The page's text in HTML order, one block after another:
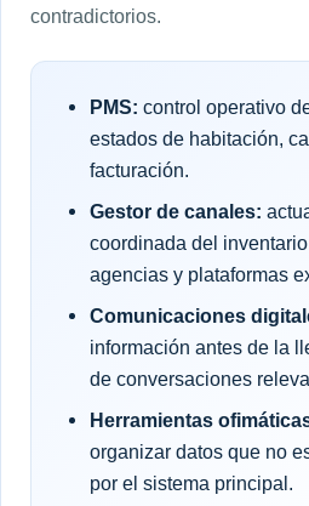
contradictorios.
PMS: control operativo
estados de habitación,
facturación.
Gestor de canales:
coordinada del
agencias y plataformas
Comunicaciones
información antes de la
de conversaciones
Herramientas
organizar datos que no
por el sistema principal.